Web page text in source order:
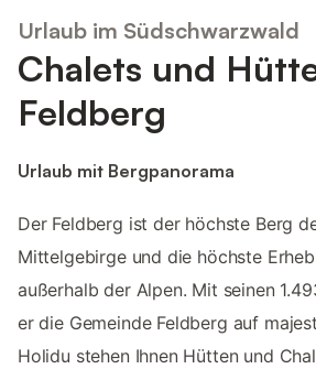
Urlaub im Südschwarzwald
Chalets und
Feldberg
Urlaub mit Bergpanorama
Der Feldberg ist der höchste Berg
Mittelgebirge und die höchste
außerhalb der Alpen. Mit seinen
er die Gemeinde Feldberg auf
Holidu stehen Ihnen Hütten und